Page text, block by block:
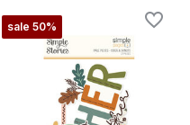
sale 50%